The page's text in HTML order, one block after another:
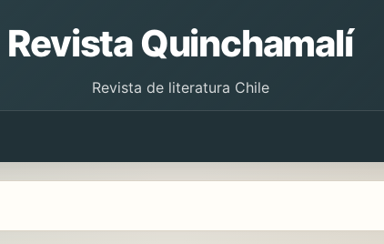
Revista Quinchamalí
Revista de literatura Chile